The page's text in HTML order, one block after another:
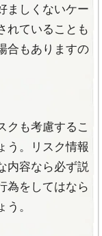
引で
最大30％
多い。
あり。
サロンラココ SHR
術
脱毛しながら美肌
ましくないケー
れていることも
合もありますの
クも考慮するこ
う。リスク情報
内容なら必ず説
為をしてはなら
。